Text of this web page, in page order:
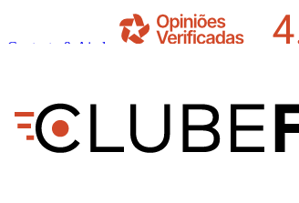
Contacto & Ajuda